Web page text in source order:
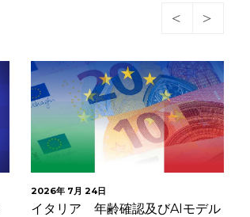
2026年 7月 24日
イタリア 年齢確認及びAIモデル